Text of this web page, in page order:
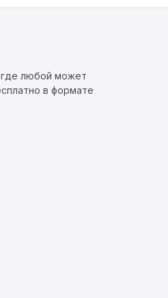
где любой может
в формате